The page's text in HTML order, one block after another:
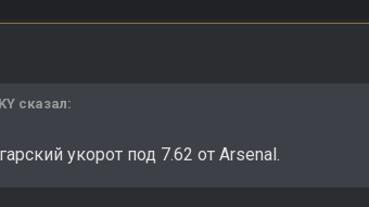
сказал:
укорот под 7.62 от Arsenal.